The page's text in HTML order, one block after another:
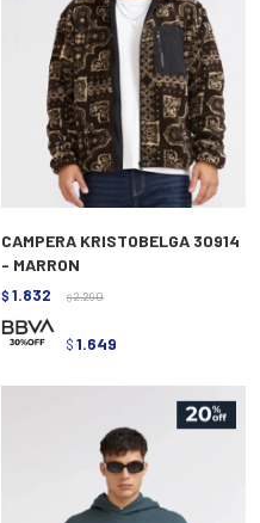
CAMPERA KRISTOBELGA 30914
- MARRON
$ 1.832 $ 2.290
$ 1.649